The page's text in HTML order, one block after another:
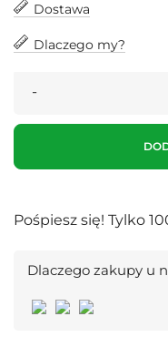
Dostawa
Dlaczego my?
Pośpiesz się! Tylko
Dlaczego zakupy u